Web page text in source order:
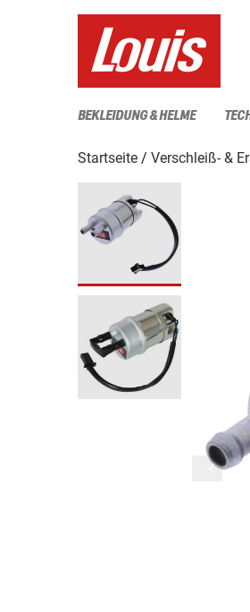
BEKLEIDUNG & HELME
Startseite Verschleiß- &